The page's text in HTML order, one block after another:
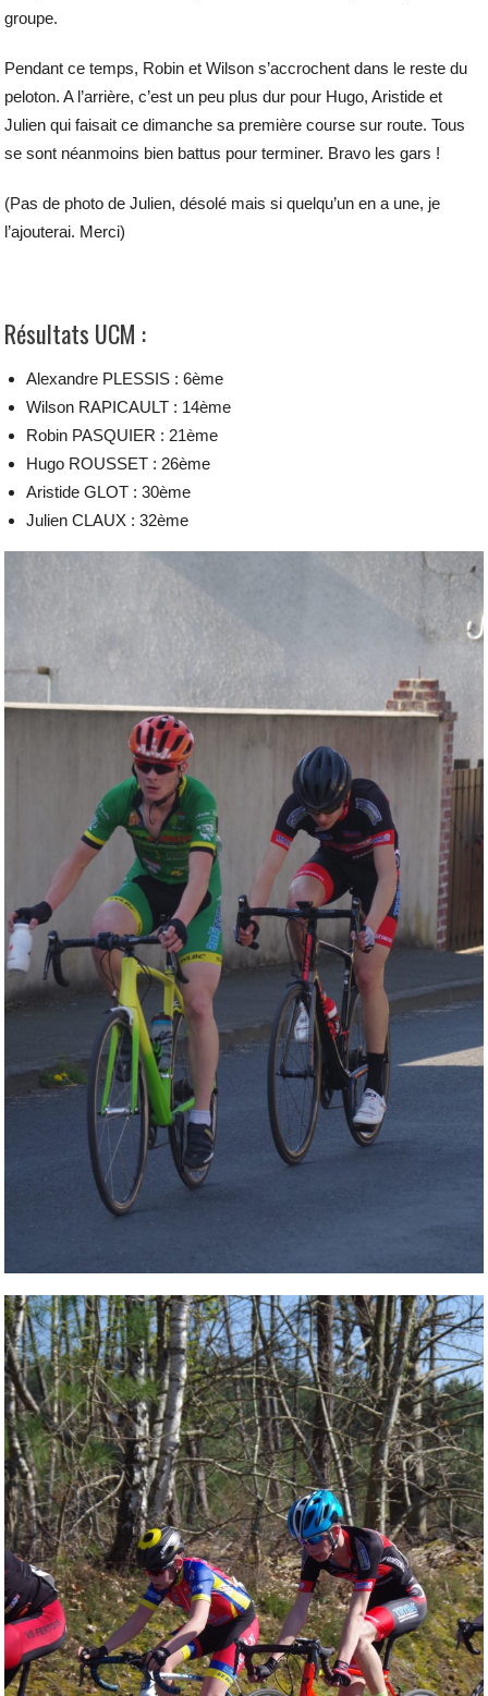
groupe.
Pendant ce temps, Robin et Wilson s’accrochent dans le reste du
peloton. A l’arrière, c’est un peu plus dur pour Hugo, Aristide et
Julien qui faisait ce dimanche sa première course sur route. Tous
se sont néanmoins bien battus pour terminer. Bravo les gars !
(Pas de photo de Julien, désolé mais si quelqu’un en a une, je
l’ajouterai. Merci)
Résultats UCM :
Alexandre PLESSIS : 6ème
Wilson RAPICAULT : 14ème
Robin PASQUIER : 21ème
Hugo ROUSSET : 26ème
Aristide GLOT : 30ème
Julien CLAUX : 32ème